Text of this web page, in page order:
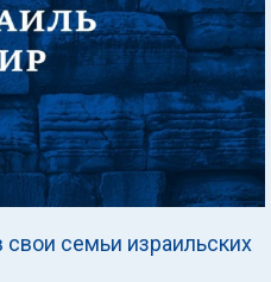
семьи израильских